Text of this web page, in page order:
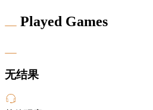
Played Games
无结果